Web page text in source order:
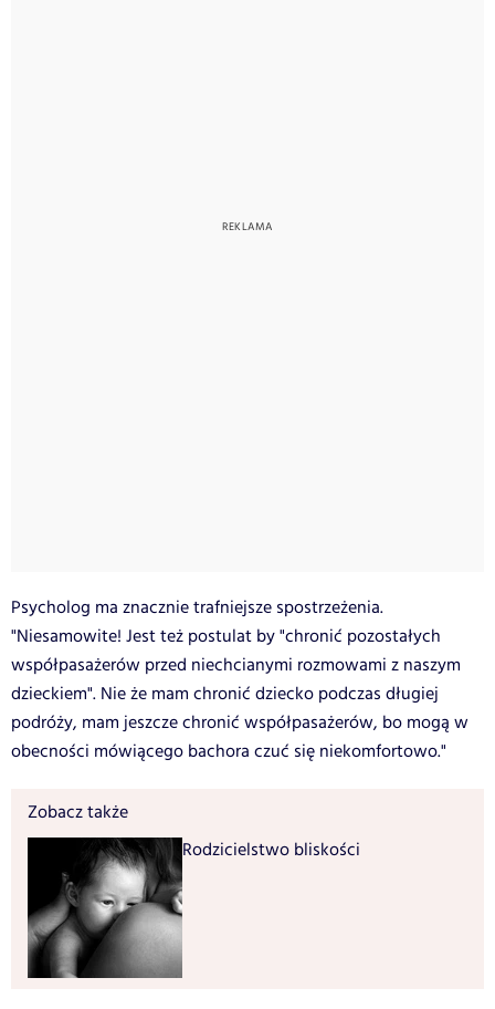
Psycholog ma znacznie trafniejsze spostrzeżenia.
"Niesamowite! Jest też postulat by "chronić pozostałych
współpasażerów przed niechcianymi rozmowami z naszym
dzieckiem". Nie że mam chronić dziecko podczas długiej
podróży, mam jeszcze chronić współpasażerów, bo mogą w
obecności mówiącego bachora czuć się niekomfortowo."
Zobacz także
Rodzicielstwo bliskości